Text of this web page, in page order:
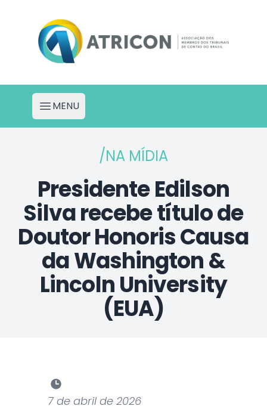
Atricon - Portal de Projetos
Abrir menu
MENU
/NA MÍDIA
Presidente Edilson
Silva recebe título de
Doutor Honoris Causa
da Washington &
Lincoln University
(EUA)
7 de abril de 2026